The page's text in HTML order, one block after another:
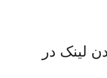
لینک در